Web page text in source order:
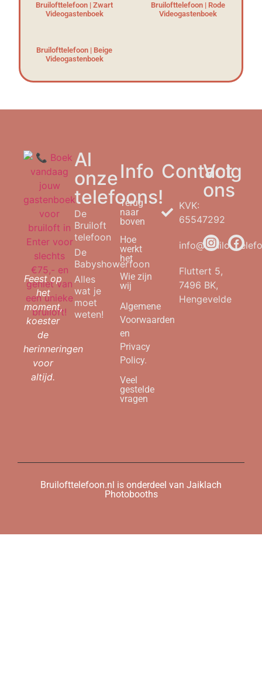
Bruilofttelefoon | Zwart
Videogastenboek
Bruilofttelefoon | Rode
Videogastenboek
Bruilofttelefoon | Beige
Videogastenboek
Feest op
het
moment,
koester
de
herinneringen
voor
altijd.
Al
onze
telefoons!
De
Bruiloft
telefoon
De
Babyshowerfoon
Alles
wat je
moet
weten!
Info
Terug
naar
boven
Hoe
werkt
het
Wie zijn
wij
Algemene
Voorwaarden
en
Privacy
Policy.
Veel
gestelde
vragen
Contact
KVK:
65547292
Fluttert 5,
7496 BK,
Hengevelde
Volg
ons
Bruilofttelefoon.nl is onderdeel van Jaiklach
Photobooths